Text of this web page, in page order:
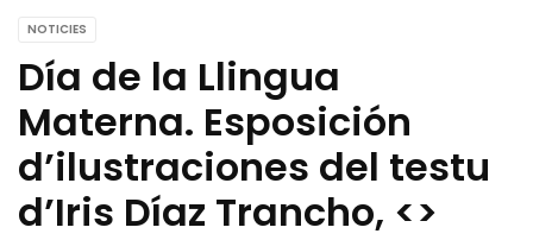
NOTICIES
Día de la Llingua
Materna. Esposición
d’ilustraciones del testu
d’Iris Díaz Trancho, <>